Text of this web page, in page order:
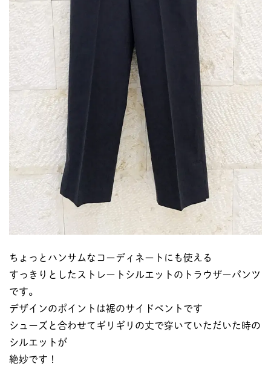
ちょっとハンサムなコーディネートにも使える
すっきりとしたストレートシルエットのトラウザーパンツ
です。
デザインのポイントは裾のサイドベントです
シューズと合わせてギリギリの丈で穿いていただいた時の
シルエットが
絶妙です！